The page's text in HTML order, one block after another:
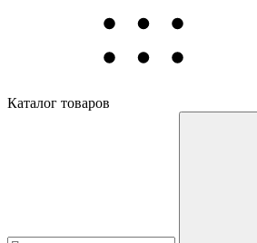
Каталог товаров